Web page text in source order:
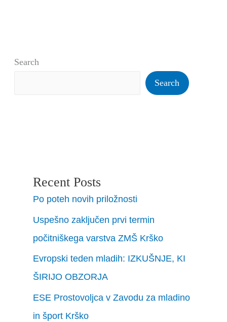
Search
Search
Recent Posts
Po poteh novih priložnosti
Uspešno zaključen prvi termin
počitniškega varstva ZMŠ Krško
Evropski teden mladih: IZKUŠNJE, KI
ŠIRIJO OBZORJA
ESE Prostovoljca v Zavodu za mladino
in šport Krško